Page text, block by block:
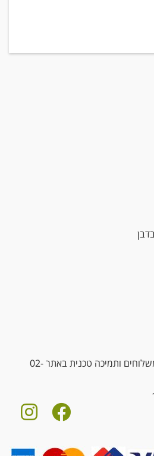
ותמיכה טכנית באתר02-